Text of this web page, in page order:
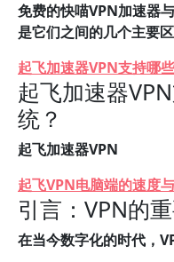
免费的快喵VPN加速器
是它们之间的几个主要区
起飞加速器VPN支持哪
起飞加速器
统？
起飞加速器VPN
起飞VPN电脑端的速度
引言：VPN的
在当今数字化的时代，